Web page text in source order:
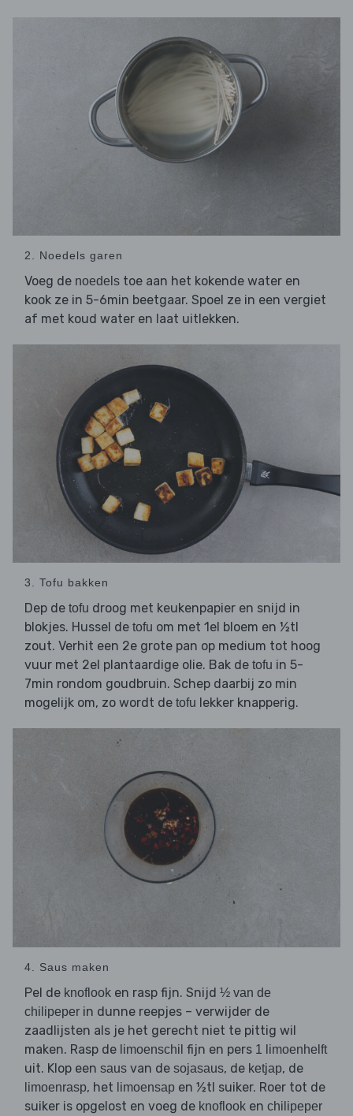
2. Noedels garen
Voeg de noedels toe aan het kokende water en
kook ze in 5-6min beetgaar. Spoel ze in een vergiet
af met koud water en laat uitlekken.
3. Tofu bakken
Dep de tofu droog met keukenpapier en snijd in
blokjes. Hussel de tofu om met 1el bloem en ½tl
zout. Verhit een 2e grote pan op medium tot hoog
vuur met 2el plantaardige olie. Bak de tofu in 5-
7min rondom goudbruin. Schep daarbij zo min
mogelijk om, zo wordt de tofu lekker knapperig.
4. Saus maken
Pel de knoflook en rasp fijn. Snijd ½ van de
chilipeper in dunne reepjes – verwijder de
zaadlijsten als je het gerecht niet te pittig wil
maken. Rasp de limoenschil fijn en pers 1 limoenhelft
uit. Klop een saus van de sojasaus, de ketjap, de
limoenrasp, het limoensap en ½tl suiker. Roer tot de
suiker is opgelost en voeg de knoflook en chilipeper